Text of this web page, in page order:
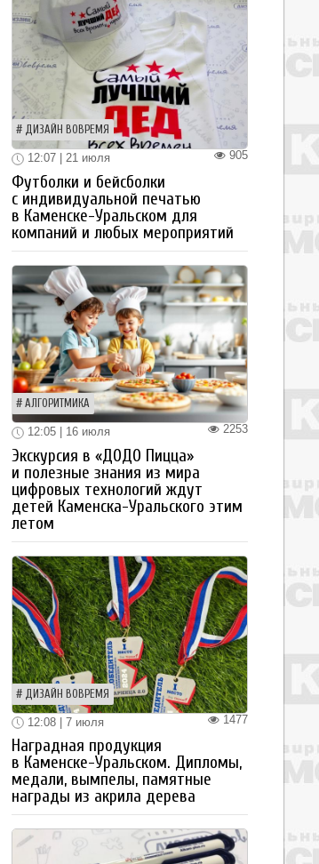
ДИЗАЙН ВОВРЕМЯ
905
12:07 | 21 июля
Футболки и бейсболки
с индивидуальной печатью
в Каменске-Уральском для
компаний и любых мероприятий
АЛГОРИТМИКА
2253
12:05 | 16 июля
Экскурсия в «ДОДО Пицца»
и полезные знания из мира
цифровых технологий ждут
детей Каменска-Уральского этим
летом
ДИЗАЙН ВОВРЕМЯ
1477
12:08 | 7 июля
Наградная продукция
в Каменске-Уральском. Дипломы,
медали, вымпелы, памятные
награды из акрила дерева